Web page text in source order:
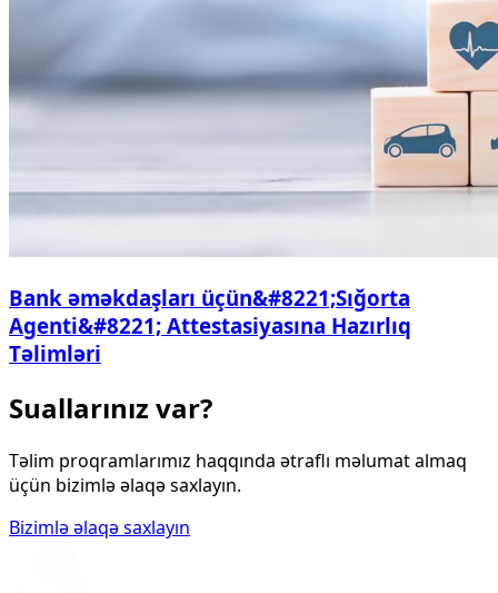
Bank əməkdaşları üçün&#8221;Sığorta
Agenti&#8221; Attestasiyasına Hazırlıq
Təlimləri
Suallarınız var?
Təlim proqramlarımız haqqında ətraflı məlumat almaq
üçün bizimlə əlaqə saxlayın.
Bizimlə əlaqə saxlayın